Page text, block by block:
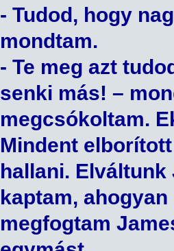
- Tudod, hogy
mondtam.
- Te meg azt
senki más! –
megcsókoltam.
Mindent
hallani. Elváltunk
kaptam,
megfogtam